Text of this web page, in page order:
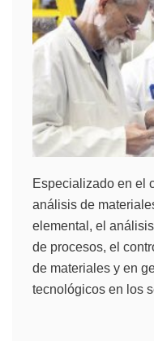
Especializado en el
análisis de
elemental, el
de procesos, el
de materiales y en
tecnológicos en los